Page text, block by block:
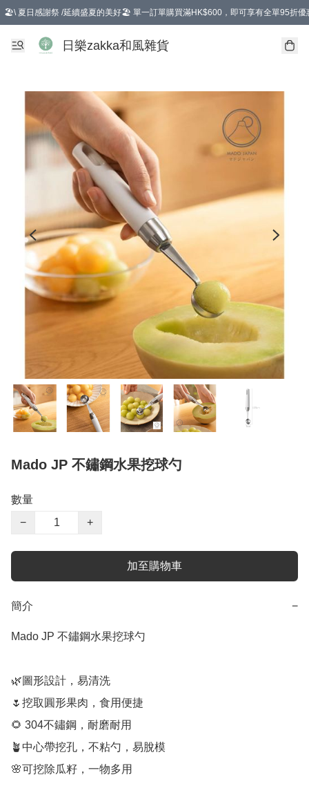
🏖️\ 夏日感謝祭 /延續盛夏的美好🏖️ 單一訂單購買滿HK$600，即可享有全單95折優
選擇GoGoX住宅/工商地址配送，單一訂單消費購物滿HK$680(折扣後），可享有
日樂zakka和風雜貨
Mado JP 不鏽鋼水果挖球勺
數量
−
+
加至購物車
簡介 −
Mado JP 不鏽鋼水果挖球勺
🌿圖形設計，易清洗
🌷挖取圓形果肉，食用便捷
🌻 304不鏽鋼，耐磨耐用
🪴中心帶挖孔，不粘勺，易脫模
🌸可挖除瓜籽，一物多用